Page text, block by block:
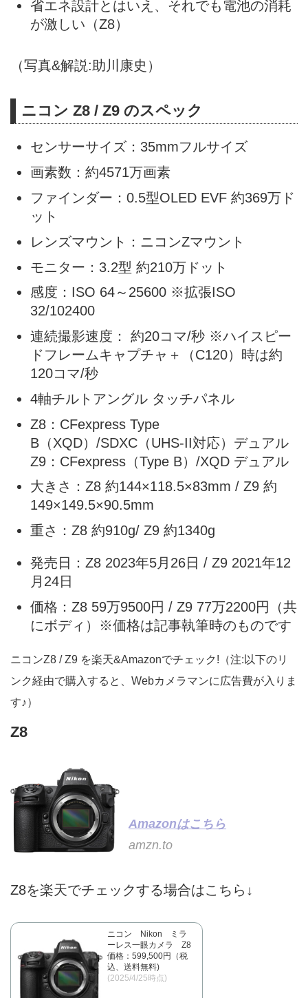
省エネ設計とはいえ、それでも電池の消耗
が激しい（Z8）
（写真&解説:助川康史）
ニコン Z8 / Z9 のスペック
センサーサイズ：35mmフルサイズ
画素数：約4571万画素
ファインダー：0.5型OLED EVF 約369万ド
ット
レンズマウント：ニコンZマウント
モニター：3.2型 約210万ドット
感度：ISO 64～25600 ※拡張ISO
32/102400
連続撮影速度： 約20コマ/秒 ※ハイスピー
ドフレームキャプチャ＋（C120）時は約
120コマ/秒
4軸チルトアングル タッチパネル
Z8：CFexpress Type
B（XQD）/SDXC（UHS-II対応）デュアル
Z9：CFexpress（Type B）/XQD デュアル
大きさ：Z8 約144×118.5×83mm / Z9 約
149×149.5×90.5mm
重さ：Z8 約910g/ Z9 約1340g
発売日：Z8 2023年5月26日 / Z9 2021年12
月24日
価格：Z8 59万9500円 / Z9 77万2200円（共
にボディ）※価格は記事執筆時のものです
ニコンZ8 / Z9 を楽天&Amazonでチェック!（注:以下のリ
ンク経由で購入すると、Webカメラマンに広告費が入りま
す♪）
Z8
Amazonはこちら
amzn.to
Z8を楽天でチェックする場合はこちら↓
ニコン Nikon ミラ
ーレス一眼カメラ Z8
価格：599,500円（税
込、送料無料)
(2025/4/25時点)